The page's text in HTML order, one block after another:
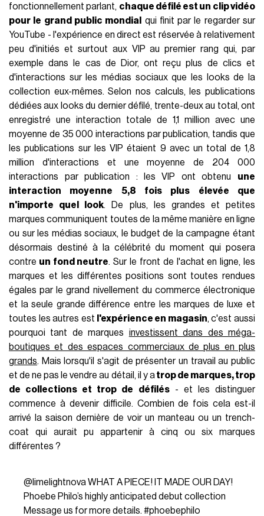
fonctionnellement parlant, chaque défilé est un clip vidéo
pour le grand public mondial
qui finit par le regarder sur
YouTube - l'expérience en direct est réservée à relativement
peu d'initiés et surtout aux VIP au premier rang qui, par
exemple dans le cas de Dior, ont reçu plus de clics et
d'interactions sur les médias sociaux que les looks de la
collection eux-mêmes. Selon nos calculs, les publications
dédiées aux looks du dernier défilé, trente-deux au total, ont
enregistré une interaction totale de 1,1 million avec une
moyenne de 35 000 interactions par publication, tandis que
les publications sur les VIP étaient 9 avec un total de 1,8
million d'interactions et une moyenne de 204 000
interactions par publication : les VIP ont obtenu une
interaction moyenne 5,8 fois plus élevée que
n'importe quel look. De plus, les grandes et petites
marques communiquent toutes de la même manière en ligne
ou sur les médias sociaux, le budget de la campagne étant
désormais destiné à la célébrité du moment qui posera
contre un fond neutre. Sur le front de l'achat en ligne, les
marques et les différentes positions sont toutes rendues
égales par le grand nivellement du commerce électronique
et la seule grande différence entre les marques de luxe et
toutes les autres est l'expérience en magasin, c'est aussi
pourquoi tant de marques investissent dans des méga-
boutiques et des espaces commerciaux de plus en plus
grands. Mais lorsqu'il s'agit de présenter un travail au public
et de ne pas le vendre au détail, il y atrop de marques, trop
de collections et trop de défilés- et les distinguer
commence à devenir difficile. Combien de fois cela est-il
arrivé la saison dernière de voir un manteau ou un trench-
coat qui aurait pu appartenir à cinq ou six marques
différentes ?
@limelightnovaWHAT A PIECE! IT MADE OUR DAY!
Phoebe Philo’s highly anticipated debut collection
Message us for more details. #phoebephilo